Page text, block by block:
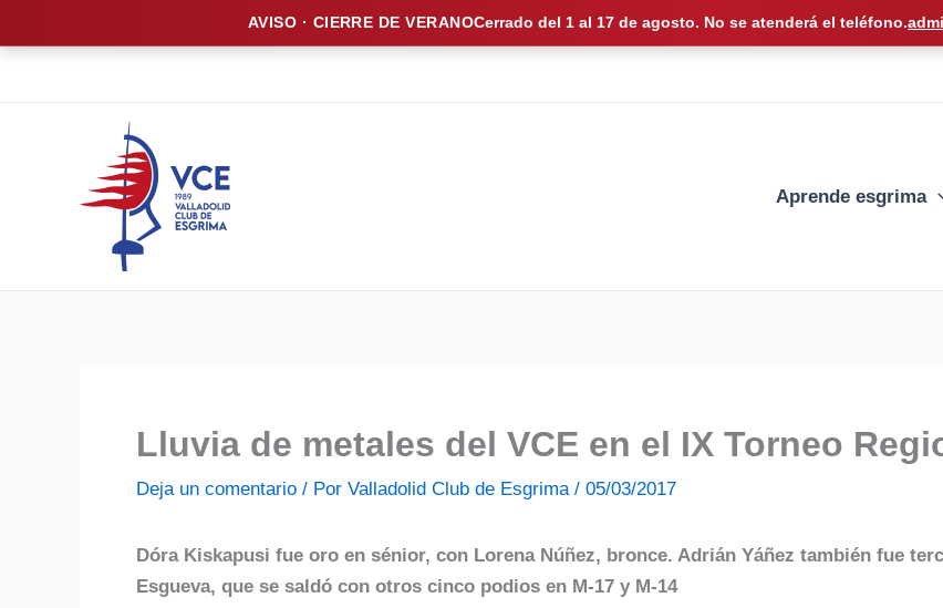
AVISO · CIERRE DE VERANOCerrado del 1 al 17 de agosto. No se atenderá el teléfono.
Aprende esgrima
Lluvia de metales del VCE en el IX Torneo
Deja un comentario / Por Valladolid Club de Esgrima / 05/03/2017
Dóra Kiskapusi fue oro en sénior, con Lorena Núñez, bronce. Adrián Yáñez también fue
Esgueva, que se saldó con otros cinco podios en M-17 y M-14